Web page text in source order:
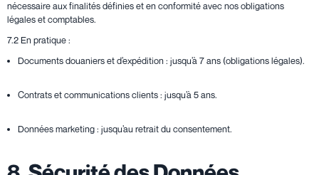
nécessaire aux finalités définies et en conformité avec nos obligations
légales et comptables.
7.2 En pratique :
Documents douaniers et d’expédition : jusqu’à 7 ans (obligations légales).
Contrats et communications clients : jusqu’à 5 ans.
Données marketing : jusqu’au retrait du consentement.